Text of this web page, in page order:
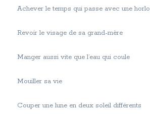
Achever le temps qui passe avec une
Revoir le visage de sa grand-mère
Manger aussi vite que l’eau qui coule
Mouiller sa vie
Couper une lune en deux soleil différents